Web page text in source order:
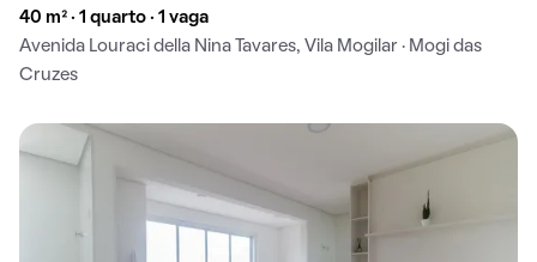
40 m² · 1 quarto · 1 vaga
Avenida Louraci della Nina Tavares, Vila Mogilar · Mogi das
Cruzes